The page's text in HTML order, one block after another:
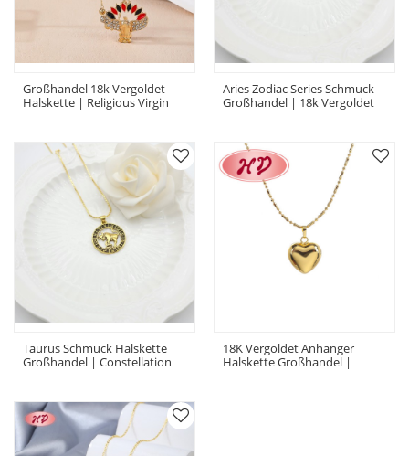
Großhandel 18k Vergoldet
Halskette | Religious Virgin
Aries Zodiac Series Schmuck
Großhandel | 18k Vergoldet
Taurus Schmuck Halskette
Großhandel | Constellation
18K Vergoldet Anhänger
Halskette Großhandel |